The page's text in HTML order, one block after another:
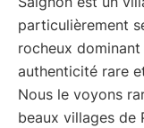
particulièrement
rocheux
authenticité rare
Nous le voyons
beaux villages de